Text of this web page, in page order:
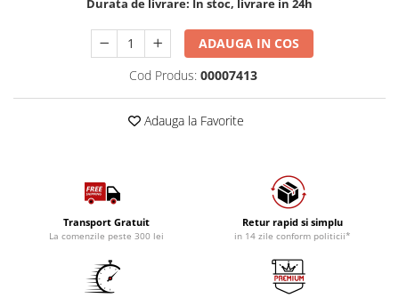
ADAUGA IN COS
Cod Produs: 00007413
Adauga la Favorite
Transport Gratuit
La comenzile peste 300 lei
Retur rapid si simplu
in 14 zile conform politicii*